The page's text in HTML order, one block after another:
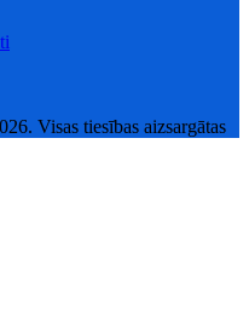
Visas tiesības aizsargātas